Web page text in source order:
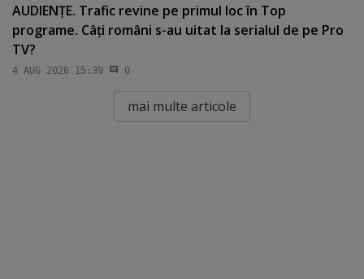
AUDIENŢE. Trafic revine pe primul loc în Top
programe. Câţi români s-au uitat la serialul de pe Pro
TV?
4 AUG 2026 15:39 0
mai multe articole